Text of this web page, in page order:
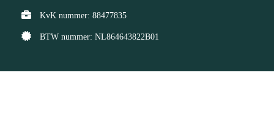
KvK nummer: 88477835
BTW nummer: NL864643822B01